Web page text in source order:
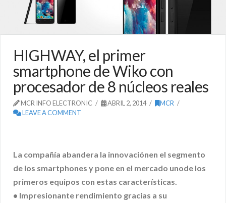
HIGHWAY, el primer
smartphone de Wiko con
procesador de 8 núcleos reales
MCR INFO ELECTRONIC ABRIL 2, 2014
MCR
LEAVE A COMMENT
La compañía abandera la innovaciónen el segmento
de los smartphones y pone en el mercado unode los
primeros equipos con estas características.
• Impresionante rendimiento gracias a su